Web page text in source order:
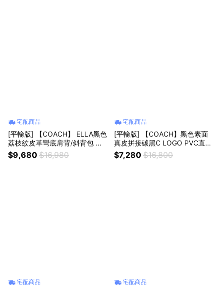
宅配商品
[平輸版] 【COACH】 ELLA黑色
荔枝紋皮革彎底肩背/斜背包 真
品平輸
$9,680 $16,980
宅配商品
[平輸版] 【COACH】黑色素面
真皮拼接碳黑C LOGO PVC直式
方型飛行員斜背男包 真品平輸
$7,280 $16,800
宅配商品 宅配商品